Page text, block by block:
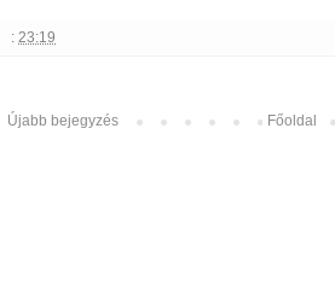
: 23:19
Újabb bejegyzés Főoldal